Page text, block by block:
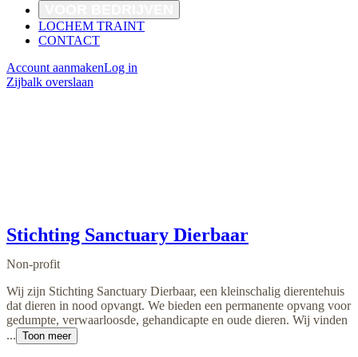
LOCHEM TRAINT
CONTACT
Account aanmakenLog in
Zijbalk overslaan
Stichting Sanctuary Dierbaar
Non-profit
Wij zijn Stichting Sanctuary Dierbaar, een kleinschalig dierentehuis
dat dieren in nood opvangt. We bieden een permanente opvang voor
gedumpte, verwaarloosde, gehandicapte en oude dieren. Wij vinden
... Toon meer